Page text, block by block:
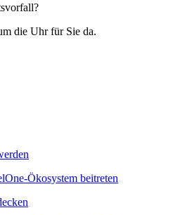
die Uhr für Sie da.
Ökosystem beitreten